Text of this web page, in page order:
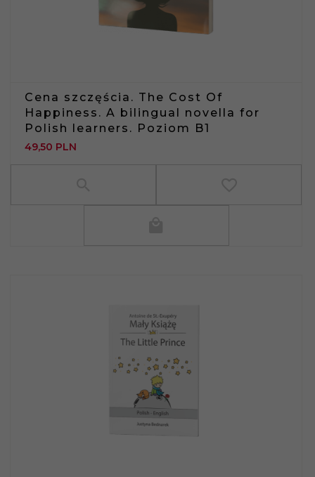
Cena szczęścia. The Cost Of
Happiness. A bilingual novella for
Polish learners. Poziom B1
49,50 PLN